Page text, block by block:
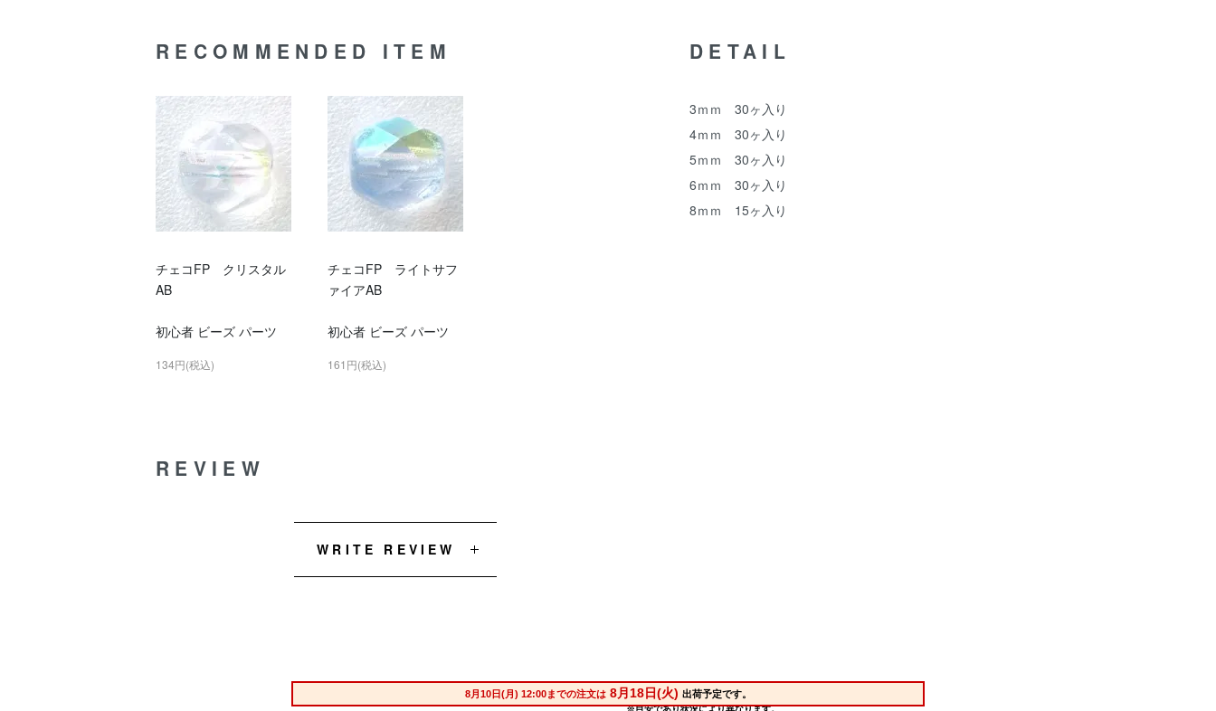
DETAIL
3ｍｍ 30ヶ入り
4ｍｍ 30ヶ入り
5ｍｍ 30ヶ入り
6ｍｍ 30ヶ入り
8ｍｍ 15ヶ入り
RECOMMENDED ITEM
チェコFP クリスタル
AB
初心者 ビーズ パーツ
134円(税込)
チェコFP ライトサフ
ァイアAB
初心者 ビーズ パーツ
161円(税込)
REVIEW
WRITE REVIEW